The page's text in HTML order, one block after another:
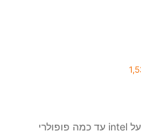
כל החדשות על "intel" מה אנחנו יודעים על intel עד כמה פופולרי